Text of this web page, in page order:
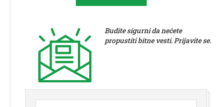
Budite sigurni da nećete
propustiti bitne vesti. Prijavite se.